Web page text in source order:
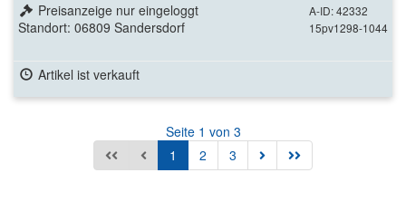
A-ID: 42332
15pv1298-1044
Preisanzeige nur eingeloggt
Standort: 06809 Sandersdorf
Artikel ist verkauft
Seite 1 von 3
1
2 3